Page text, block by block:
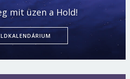
mit üzen a Hold!